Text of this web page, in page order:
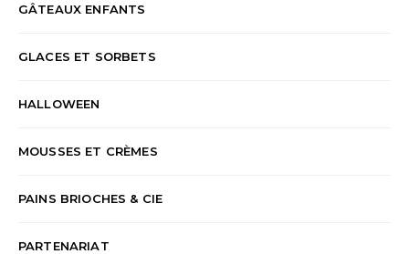
GÂTEAUX ENFANTS
GLACES ET SORBETS
HALLOWEEN
MOUSSES ET CRÈMES
PAINS BRIOCHES & CIE
PARTENARIAT